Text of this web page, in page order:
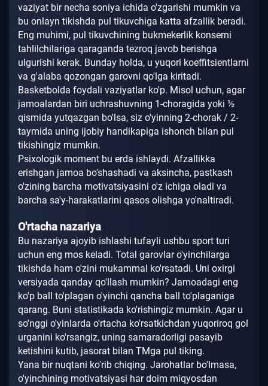
vaziyat bir necha soniya ichida o'zgarishi mumkin va
bu onlayn tikishda pul tikuvchiga katta afzallik beradi.
Eng muhimi, pul tikuvchining bukmekerlik konserni
tahlilchilariga qaraganda tezroq javob berishga
ulgurishi kerak. Bunday holda, u yuqori koeffitsientlarni
va g'alaba qozongan garovni qo'lga kiritadi.
Basketbolda foydali vaziyatlar ko'p. Misol uchun, agar
jamoalardan biri uchrashuvning 1-choragida yoki ½
qismida yutqazgan bo'lsa, siz o'yinning 2-chorak / 2-
taymida uning ijobiy handikapiga ishonch bilan pul
tikishingiz mumkin.
Psixologik moment bu erda ishlaydi. Afzallikka
erishgan jamoa bo'shashadi va aksincha, pastkash
o'zining barcha motivatsiyasini o'z ichiga oladi va
barcha sa'y-harakatlarini qasos olishga yo'naltiradi.
O'rtacha nazariya
Bu nazariya ajoyib ishlashi tufayli ushbu sport turi
uchun eng mos keladi. Total garovlar o'yinchilarga
tikishda ham o'zini mukammal ko'rsatadi. Uni oxirgi
versiyada qanday qo'llash mumkin? Jamoadagi eng
ko'p ball to'plagan o'yinchi qancha ball to'plaganiga
qarang. Buni statistikada ko'rishingiz mumkin. Agar u
so'nggi o'yinlarda o'rtacha ko'rsatkichdan yuqoriroq gol
urganini ko'rsangiz, uning samaradorligi pasayib
ketishini kutib, jasorat bilan TMga pul tiking.
Yana bir nuqtani ko'rib chiqing. Jarohatlar bo'lmasa,
o'yinchining motivatsiyasi har doim miqyosdan